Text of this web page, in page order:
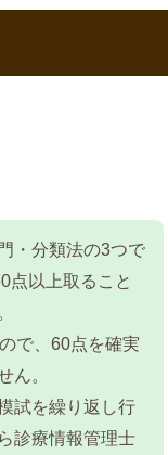
・分類法の3つで
点以上取ること
で、60点を確実
ん。
試を繰り返し行
診療情報管理士